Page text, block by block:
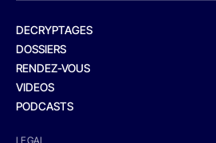
DECRYPTAGES
DOSSIERS
RENDEZ-VOUS
VIDEOS
PODCASTS
LEGAL